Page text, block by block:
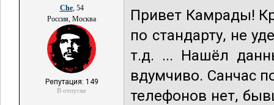
Che, 54
Россия, Москва
Репутация: 149
В отпуске
Привет Камрады!
по стандарту, не
т.д. ... Нашёл
вдумчиво. Санчас
телефонов нет,